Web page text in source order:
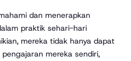
dan menerapkan
praktik sehari-hari
mereka tidak hanya dapat
mereka sendiri,